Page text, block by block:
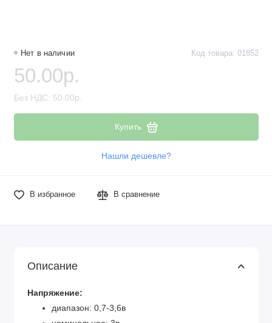
Нет в наличии Код товара: 01852
50.00р.
Без НДС: 50.00р.
Купить
Нашли дешевле?
В избранное В сравнение
Описание
Напряжение:
диапазон: 0,7-3,6в